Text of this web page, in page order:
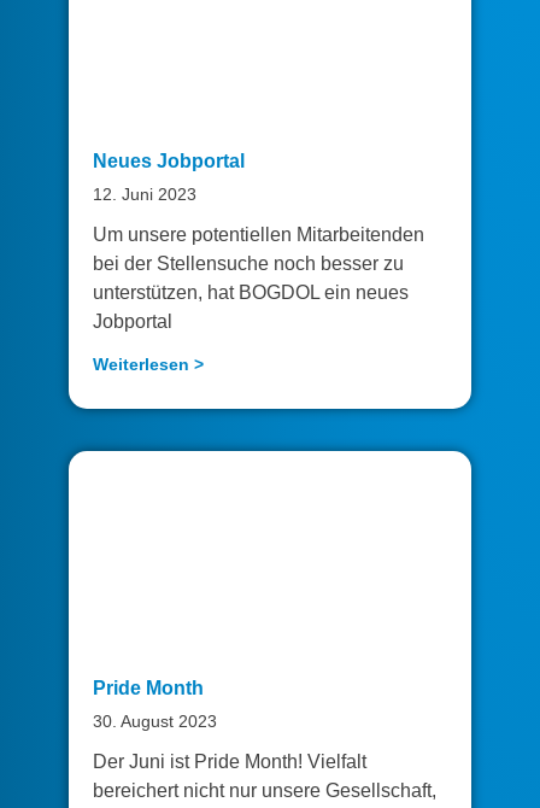
Neues Jobportal
12. Juni 2023
Um unsere potentiellen Mitarbeitenden
bei der Stellensuche noch besser zu
unterstützen, hat BOGDOL ein neues
Jobportal
Weiterlesen >
Pride Month
30. August 2023
Der Juni ist Pride Month! Vielfalt
bereichert nicht nur unsere Gesellschaft,